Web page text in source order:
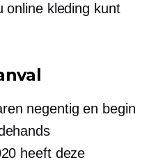
online kleding kunt
negentig en begin
heeft deze